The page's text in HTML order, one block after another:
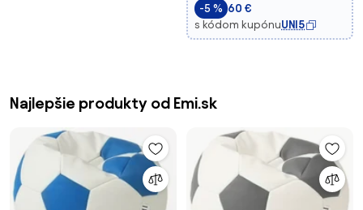
náradie sú súčasťou - biela |
Aosom
-5 % 60 €
s kódom kupónuUNI5
Najlepšie produkty od Emi.sk